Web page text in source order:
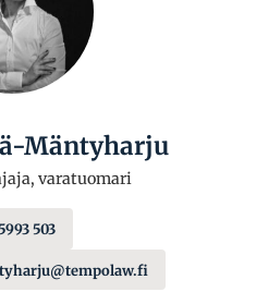
Mäntyharju
varatuomari
503